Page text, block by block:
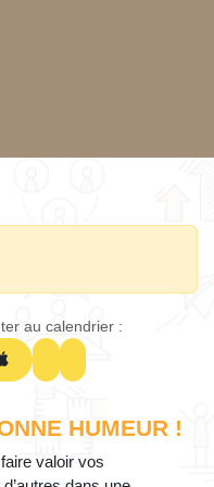
au calendrier :
HUMEUR !
valoir vos